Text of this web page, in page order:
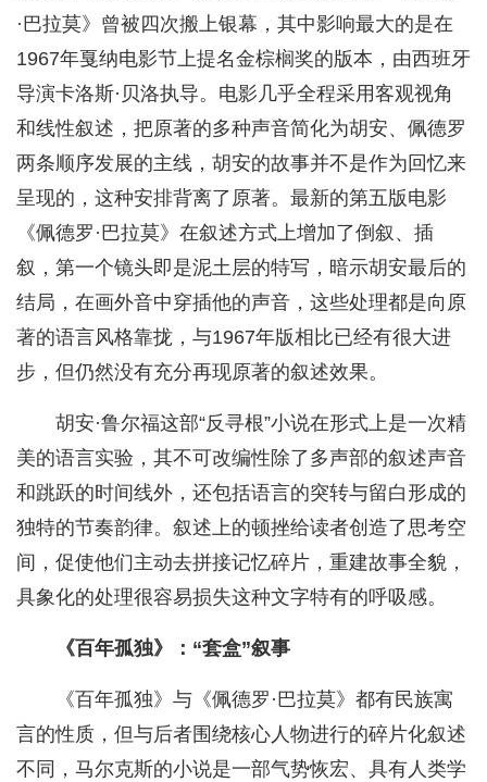
·巴拉莫》曾被四次搬上银幕，其中影响最大的是在
1967年戛纳电影节上提名金棕榈奖的版本，由西班牙
导演卡洛斯·贝洛执导。电影几乎全程采用客观视角
和线性叙述，把原著的多种声音简化为胡安、佩德罗
两条顺序发展的主线，胡安的故事并不是作为回忆来
呈现的，这种安排背离了原著。最新的第五版电影
《佩德罗·巴拉莫》在叙述方式上增加了倒叙、插
叙，第一个镜头即是泥土层的特写，暗示胡安最后的
结局，在画外音中穿插他的声音，这些处理都是向原
著的语言风格靠拢，与1967年版相比已经有很大进
步，但仍然没有充分再现原著的叙述效果。
胡安·鲁尔福这部“反寻根”小说在形式上是一次精
美的语言实验，其不可改编性除了多声部的叙述声音
和跳跃的时间线外，还包括语言的突转与留白形成的
独特的节奏韵律。叙述上的顿挫给读者创造了思考空
间，促使他们主动去拼接记忆碎片，重建故事全貌，
具象化的处理很容易损失这种文字特有的呼吸感。
《百年孤独》：“套盒”叙事
《百年孤独》与《佩德罗·巴拉莫》都有民族寓
言的性质，但与后者围绕核心人物进行的碎片化叙述
不同，马尔克斯的小说是一部气势恢宏、具有人类学